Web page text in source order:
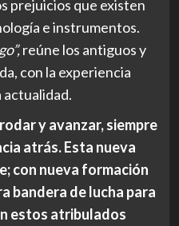
prejuicios que existen
e instrumentos.
reúne los antiguos y
con la experiencia
actualidad.
y avanzar, siempre
atrás. Esta nueva
con nueva formación
bandera de lucha para
estos atribulados